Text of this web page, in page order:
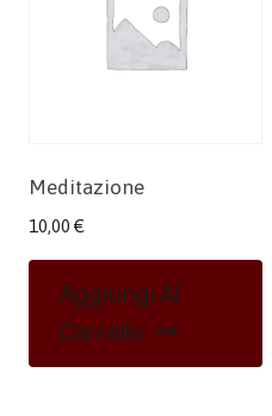
Meditazione
10,00 €
Aggiungi Al
Carrello